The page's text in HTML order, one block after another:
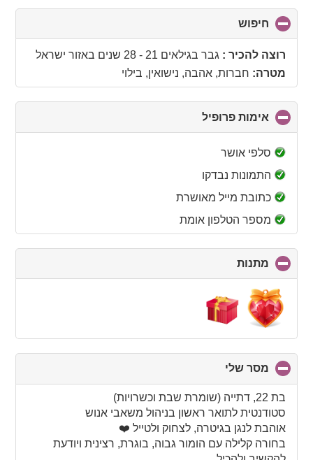
חיפוש
to
collapseרוצה להכיר : גבר בגילאים 21 - 28 שנים באזור ישראל
מטרה: חברות, אהבה, נישואין, בילוי
אימות פרופיל
to
סלפי אושר
התמונות נבדקו
כתובת מייל מאושרת
מספר הטלפון אומת
מתנות
to
contents
מסר שלי
to
collapse
contents
בת 22, דתייה (שומרת שבת וכשרויות)
סטודנטית לתואר ראשון בניהול משאבי אנוש
אוהבת לנגן בגיטרה, לצחוק ולטייל ❤️
בחורה קלילה עם הומור גבוה, בוגרת, רצינית ויודעת